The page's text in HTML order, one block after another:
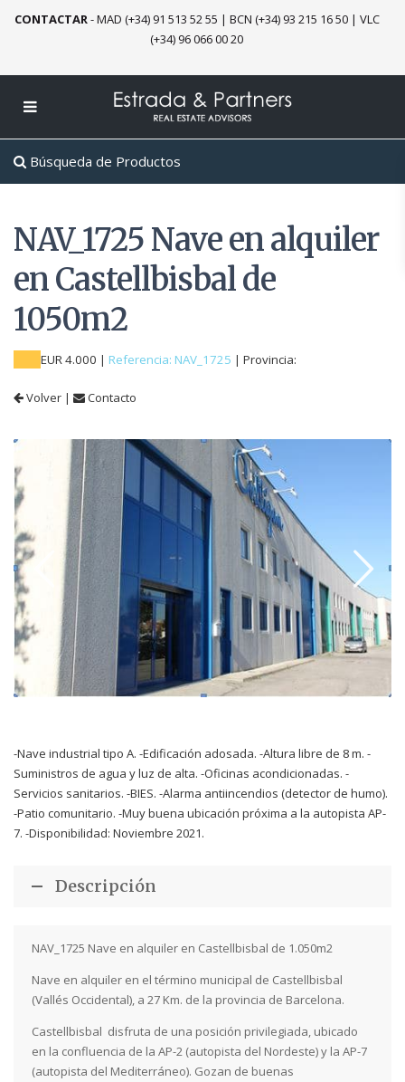
CONTACTAR-MAD (+34) 91 513 52 55 | BCN (+34) 93 215 16 50| VLC
(+34) 96 066 00 20
Búsqueda de Productos
NAV_1725 Nave en alquiler
en Castellbisbal de
1050m2
EUR 4.000 | Referencia: NAV_1725 | Provincia:
Volver | Contacto
-Nave industrial tipo A. -Edificación adosada. -Altura libre de 8 m. -
Suministros de agua y luz de alta. -Oficinas acondicionadas. -
Servicios sanitarios. -BIES. -Alarma antiincendios (detector de humo).
-Patio comunitario. -Muy buena ubicación próxima a la autopista AP-
7. -Disponibilidad: Noviembre 2021.
Descripción
NAV_1725 Nave en alquiler en Castellbisbal de 1.050m2
Nave en alquiler en el término municipal de Castellbisbal
(Vallés Occidental), a 27 Km. de la provincia de Barcelona.
Castellbisbal disfruta de una posición privilegiada, ubicado
en la confluencia de la AP-2 (autopista del Nordeste) y la AP-7
(autopista del Mediterráneo). Gozan de buenas